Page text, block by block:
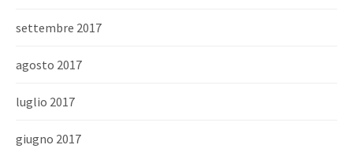
settembre 2017
agosto 2017
luglio 2017
giugno 2017